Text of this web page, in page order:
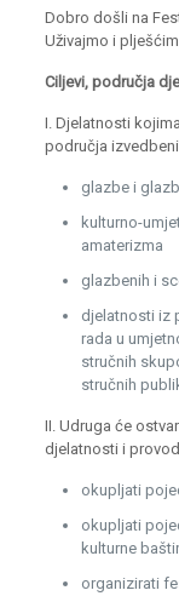
Dobro došli na
Uživajmo i
Ciljevi, područja
I. Djelatnosti
područja
glazbe i
kulturno-
amaterizma
glazbenih i
djelatnosti iz
rada u
stručnih
stručnih
II. Udruga će
djelatnosti i
okupljati
okupljati
kulturne
organizirati